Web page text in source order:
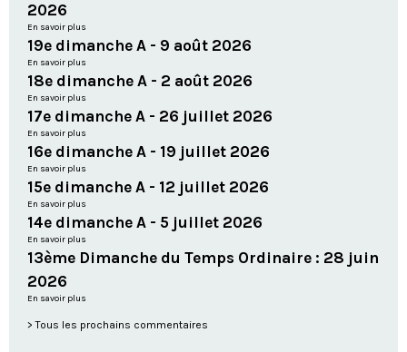
2026
En savoir plus
19e dimanche A - 9 août 2026
En savoir plus
18e dimanche A - 2 août 2026
En savoir plus
17e dimanche A - 26 juillet 2026
En savoir plus
16e dimanche A - 19 juillet 2026
En savoir plus
15e dimanche A - 12 juillet 2026
En savoir plus
14e dimanche A - 5 juillet 2026
En savoir plus
13ème Dimanche du Temps Ordinaire : 28 juin
2026
En savoir plus
Tous les prochains commentaires